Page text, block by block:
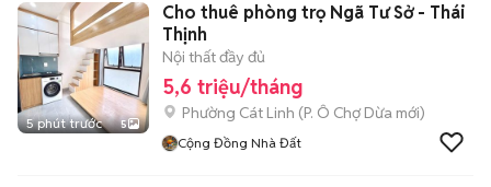
5 phút trước 5
Cho thuê phòng trọ Ngã Tư Sở - Thái
Thịnh
Nội thất đầy đủ
5,6 triệu/tháng
Phường Cát Linh (P. Ô Chợ Dừa mới)
Cộng Đồng Nhà Đất